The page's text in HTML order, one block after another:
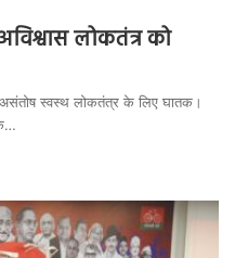
लोकतंत्र को
असंतोष स्वस्थ लोकतंत्र के लिए घातक।